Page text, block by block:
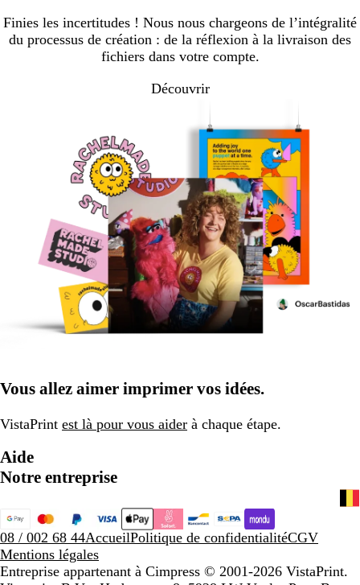
Finies les incertitudes ! Nous nous chargeons de l’intégralité
du processus de création : de la réflexion à la livraison des
fichiers dans votre compte.
Découvrir
Vous allez aimer imprimer vos idées.
VistaPrint est là pour vous aider à chaque étape.
Aide
Notre entreprise
08 / 002 68 44AccueilPolitique de confidentialitéCGV
Mentions légales
Entreprise appartenant à Cimpress © 2001-2026 VistaPrint.